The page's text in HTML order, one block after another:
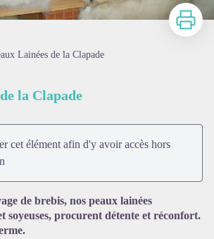
Voir l'image en plein écran
Imprimer
Lainées de la Clapade
la Clapade
cet élément afin d'y avoir accès hors
de brebis, nos peaux lainées
soyeuses, procurent détente et réconfort.